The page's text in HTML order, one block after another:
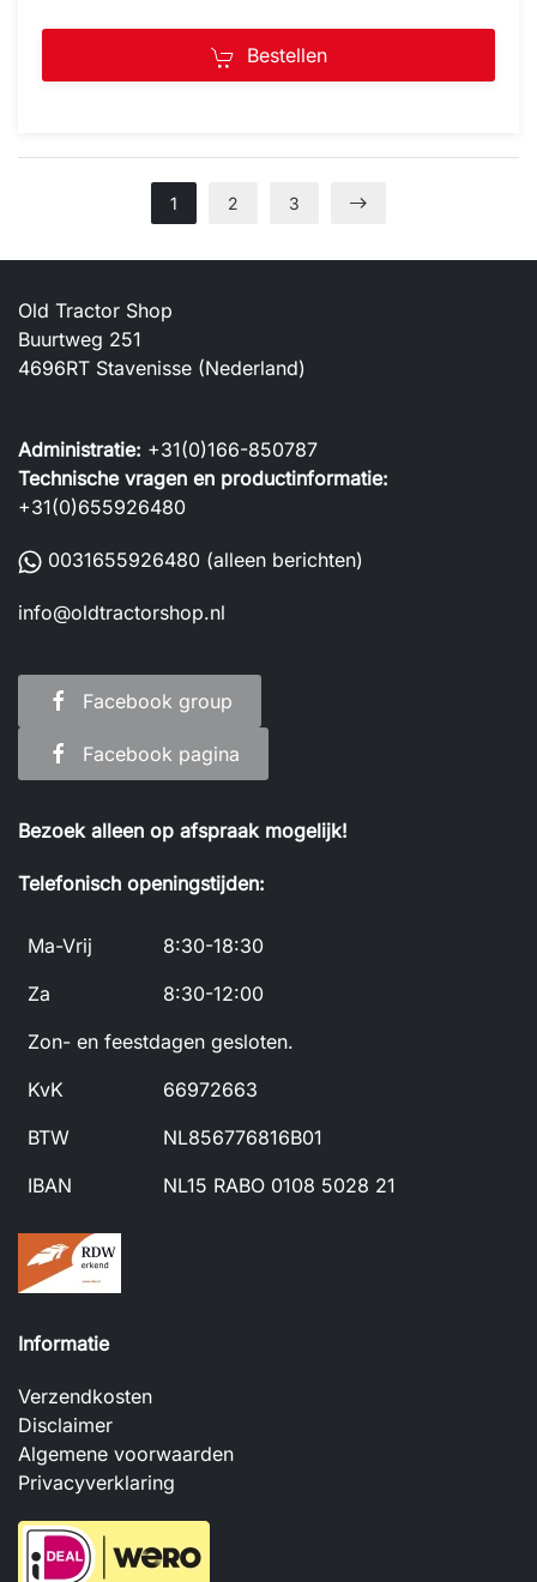
Bestellen
1 2 3
Old Tractor Shop
Buurtweg 251
4696RT Stavenisse (Nederland)
Administratie: +31(0)166-850787
Technische vragen en productinformatie:
+31(0)655926480
0031655926480 (alleen berichten)
info@oldtractorshop.nl
Facebook group
Facebook pagina
Bezoek alleen op afspraak mogelijk!
Telefonisch openingstijden:
Ma-Vrij
8:30-18:30
Za
8:30-12:00
Zon- en feestdagen gesloten.
KvK
66972663
BTW
NL856776816B01
IBAN
NL15 RABO 0108 5028 21
Informatie
Verzendkosten
Disclaimer
Algemene voorwaarden
Privacyverklaring